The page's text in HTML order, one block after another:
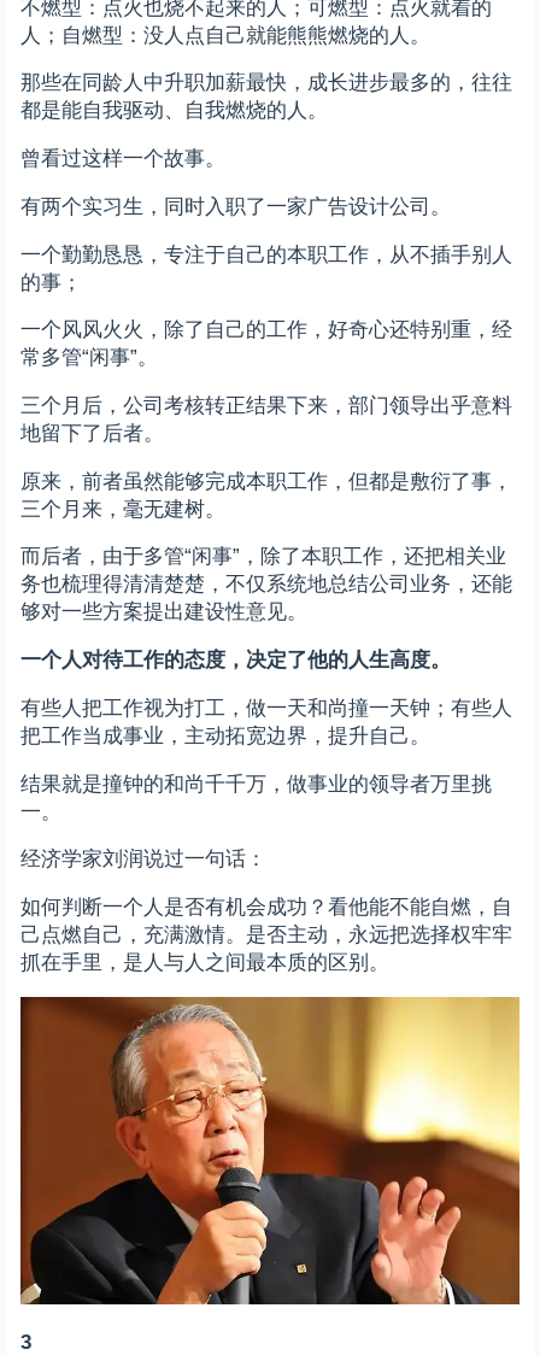
不燃型：点火也烧不起来的人；可燃型：点火就着的
人；自燃型：没人点自己就能熊熊燃烧的人。
那些在同龄人中升职加薪最快，成长进步最多的，往往
都是能自我驱动、自我燃烧的人。
曾看过这样一个故事。
有两个实习生，同时入职了一家广告设计公司。
一个勤勤恳恳，专注于自己的本职工作，从不插手别人
的事；
一个风风火火，除了自己的工作，好奇心还特别重，经
常多管“闲事”。
三个月后，公司考核转正结果下来，部门领导出乎意料
地留下了后者。
原来，前者虽然能够完成本职工作，但都是敷衍了事，
三个月来，毫无建树。
而后者，由于多管“闲事”，除了本职工作，还把相关业
务也梳理得清清楚楚，不仅系统地总结公司业务，还能
够对一些方案提出建设性意见。
一个人对待工作的态度，决定了他的人生高度。
有些人把工作视为打工，做一天和尚撞一天钟；有些人
把工作当成事业，主动拓宽边界，提升自己。
结果就是撞钟的和尚千千万，做事业的领导者万里挑
一。
经济学家刘润说过一句话：
如何判断一个人是否有机会成功？看他能不能自燃，自
己点燃自己，充满激情。是否主动，永远把选择权牢牢
抓在手里，是人与人之间最本质的区别。
3